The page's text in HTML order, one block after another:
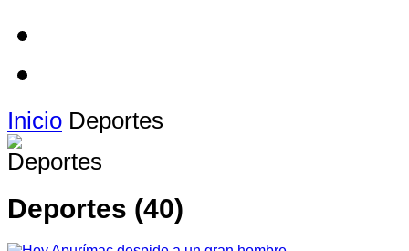
Inicio Deportes
Deportes (40)